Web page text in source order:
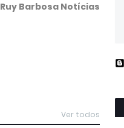
Ruy Barbosa Notícias
Ver todos